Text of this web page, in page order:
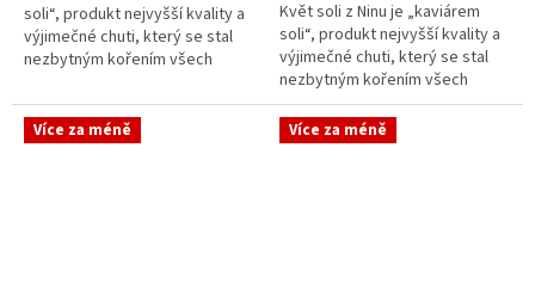
soli“, produkt nejvyšší kvality a
výjimečné chuti, který se stal
nezbytným kořením všech
Obsah: 500g
Květ soli z Ninu je „kaviárem
soli“, produkt nejvyšší kvality a
výjimečné chuti, který se stal
nezbytným kořením všech
gurmánských pochoutek.
Obsah: 130 g.
Více za méně Více za méně